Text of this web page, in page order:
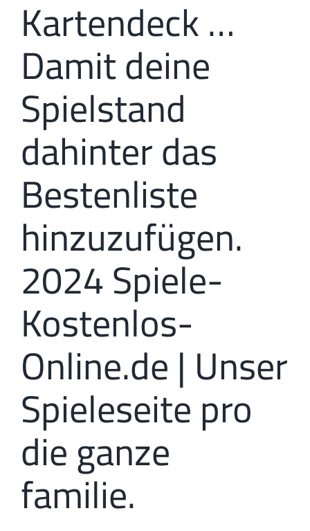
Kartendeck …
Damit deine
Spielstand
dahinter das
Bestenliste
hinzuzufügen.
2024 Spiele-
Kostenlos-
Online.de | Unser
Spieleseite pro
die ganze
familie.